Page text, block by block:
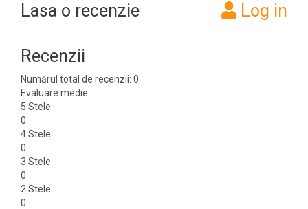
Lasa o recenzie Log in
Recenzii
Numărul total de recenzii: 0
Evaluare medie:
5 Stele
0
4 Stele
0
3 Stele
0
2 Stele
0